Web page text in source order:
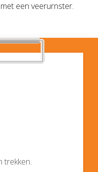
een veerurnster.
trekken.